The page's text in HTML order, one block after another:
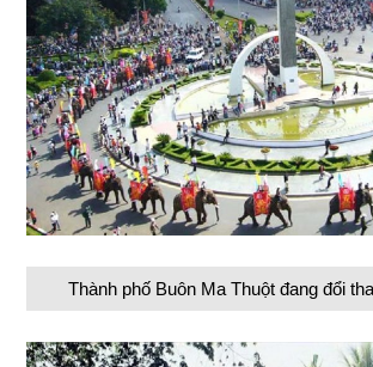
Thành phố Buôn Ma Thuột đang đổi